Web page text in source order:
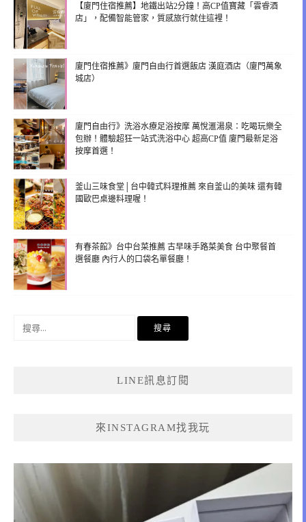
【廈門住宿推薦】地鐵出站2分鐘！高CP值寶藏「雲睿酒
店」，配備智能管家，質感旅行就住這裡！
廈門住宿推薦》廈門自由行首選飯店 漢庭酒店（廈門萬象
城店）
廈門自由行》洗浴水療足浴按摩 萬悅滙湯泉：吃喝玩樂全
包辦！體驗超狂一站式洗浴中心 超高CP值 廈門最新足浴
按摩首選！
釜山三味食堂│台中韓式料理推薦 來自釜山的美味 還有韓
國歐巴桌邊料理喔！
有春茶館》台中台菜推薦 古早味手路菜美食 台中聚餐首
選餐廳 內行人的口袋名單餐廳！
LINE訊息訂閱
來INSTAGRAM找我玩